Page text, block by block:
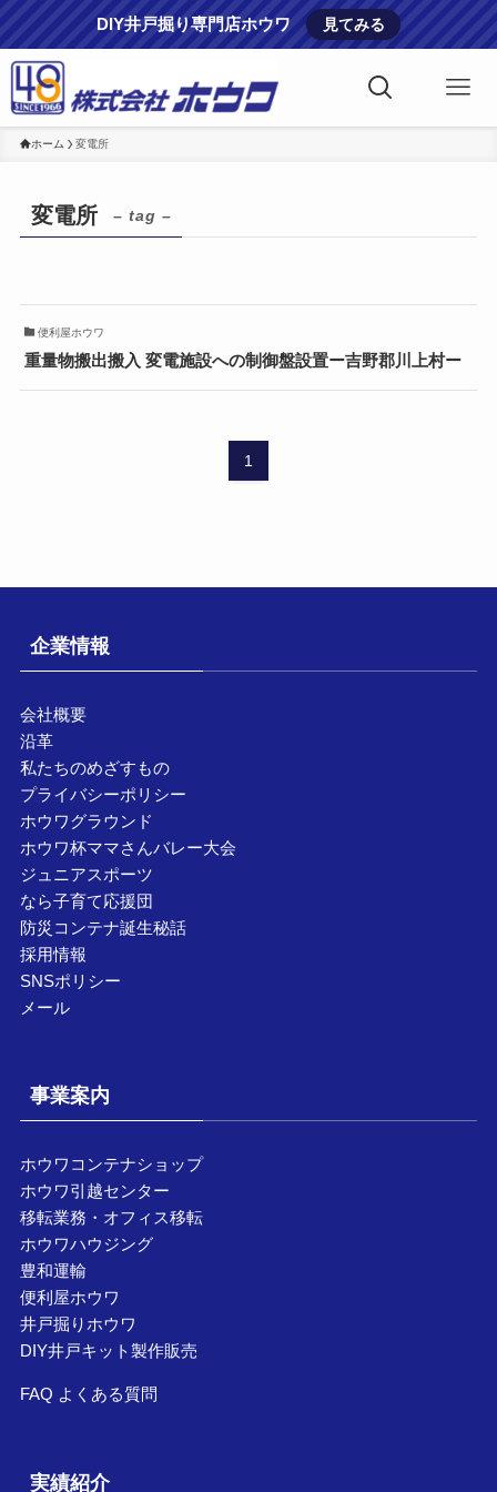
DIY井戸掘り専門店ホウワ 見てみる
ホーム 変電所
変電所 – tag –
便利屋ホウワ
重量物搬出搬入 変電施設への制御盤設置ー吉野郡川上村ー
1
企業情報
会社概要
沿革
私たちのめざすもの
プライバシーポリシー
ホウワグラウンド
ホウワ杯ママさんバレー大会
ジュニアスポーツ
なら子育て応援団
防災コンテナ誕生秘話
採用情報
SNSポリシー
メール
事業案内
ホウワコンテナショップ
ホウワ引越センター
移転業務・オフィス移転
ホウワハウジング
豊和運輸
便利屋ホウワ
井戸掘りホウワ
DIY井戸キット製作販売
FAQ よくある質問
実績紹介